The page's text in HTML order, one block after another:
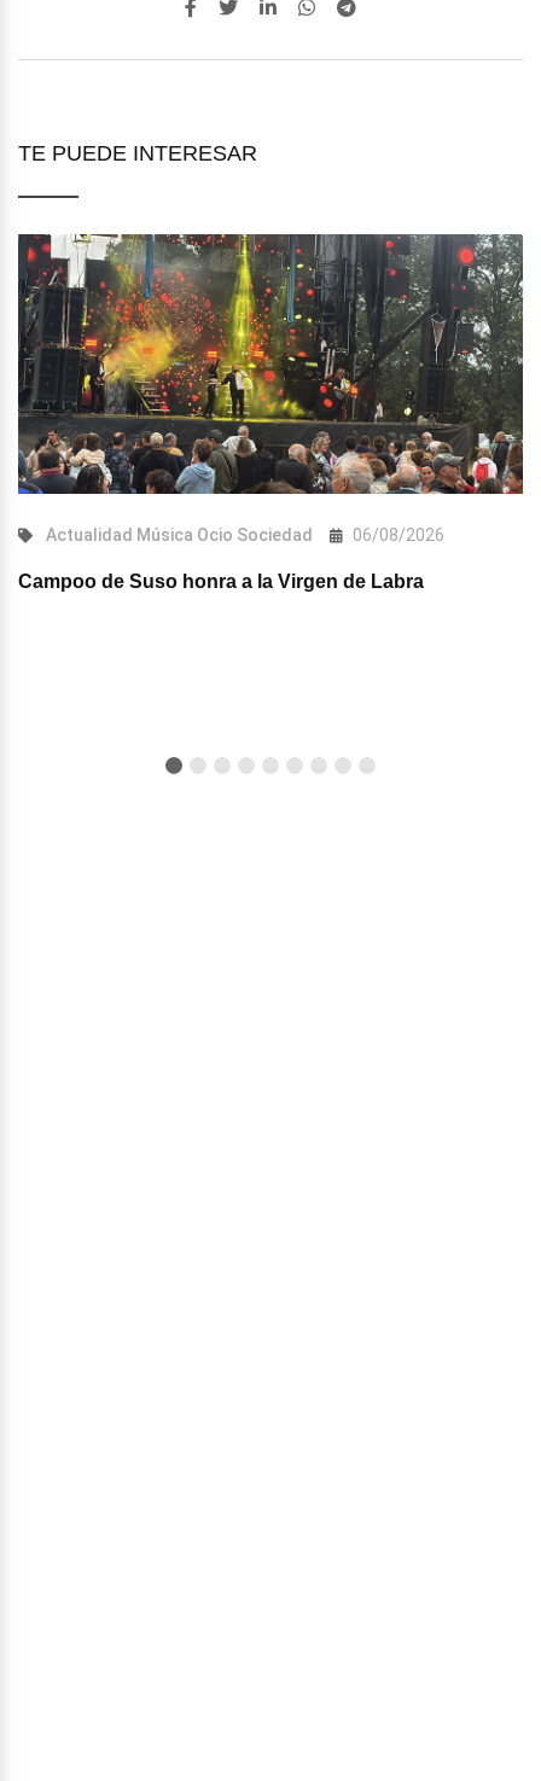
TE PUEDE INTERESAR
Actualidad Música Ocio Sociedad 06/08/2026
Campoo de Suso honra a la Virgen de Labra